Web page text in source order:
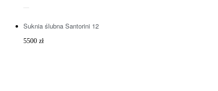
Suknia ślubna Santorini 12
5500 zł